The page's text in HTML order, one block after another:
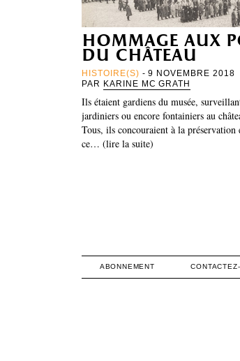
hommage aux
du château
HISTOIRE(S) - 9 NOVEMBRE 2018
PAR KARINE MC GRATH
Ils étaient gardiens du musée,
jardiniers ou encore fontainiers au
Tous, ils concouraient à la préservation
ce… (lire la suite)
ABONNEMENT